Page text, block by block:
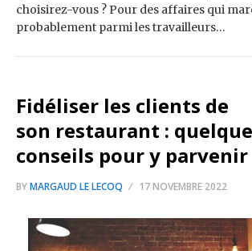
choisirez-vous ? Pour des affaires qui
probablement parmi les travailleurs…
Fidéliser les clients de
son restaurant :
conseils pour y parvenir
BYMARGAUD LE LECOQ 17 NOVEMBRE 2022